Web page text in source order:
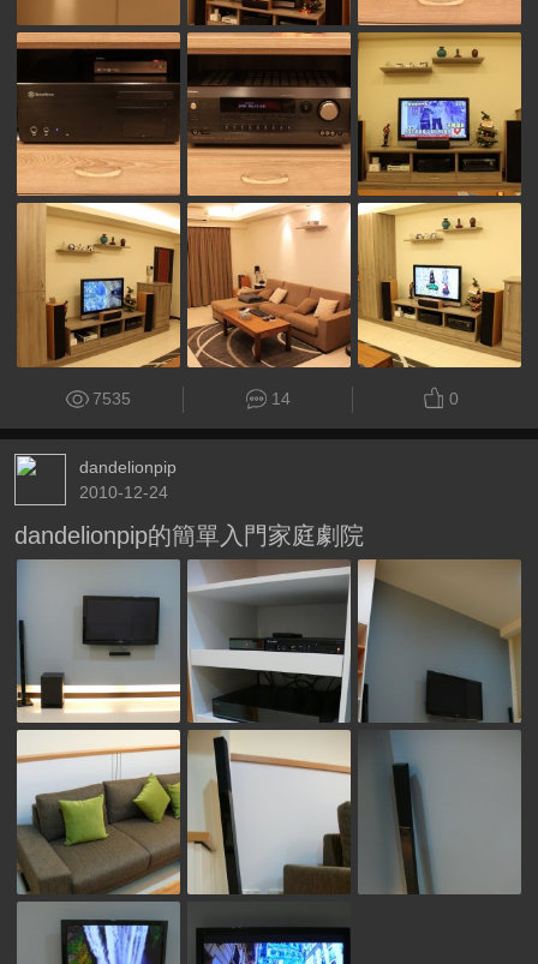
7535 14 0
dandelionpip
2010-12-24
dandelionpip的簡單入門家庭劇院